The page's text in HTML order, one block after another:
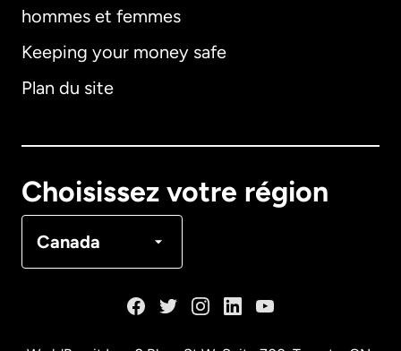
hommes et femmes
Keeping your money safe
Plan du site
Choisissez votre région
Canada
Allemagne
Français